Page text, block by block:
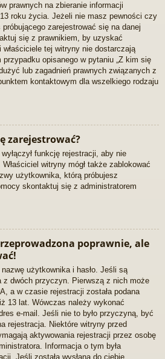
prawnych na zbieranie informacji
roku życia. Jeżeli nie masz pewności czy
zarejestrować się na danej
się z prawnikiem, by uzyskać
tej witryny nie dostarczają
opisanego w pytaniu „Z kim się
lub zagadnień prawnych związanych z
kontaktowym dla wszelkiego rodzaju
zarejestrować?
funkcję rejestracji, aby nie
witryny mógł także zablokować
użytkownika, którą próbujesz
skontaktuj się z administratorem
poprawnie, ale
użytkownika i hasło. Jeśli są
z dwóch przyczyn. Pierwszą z nich może
a w czasie rejestracji została podana
13 lat. Wówczas należy wykonać
e-mail. Jeśli nie to było przyczyną, być
rejestracja. Niektóre witryny przed
aktywowania rejestracji przez osobę
Informacja o tym była
Jeśli została wysłana do ciebie